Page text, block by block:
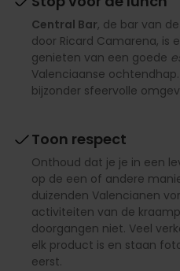
Central Bar, de bar van
door Ricard Camarena, is
genieten van een goede
Valenciaanse
bijzonder sfeervolle
Toon respect
Onthoud dat je je in een
op de een of andere
duizenden Valencianen
activiteiten van de
doorgangen niet. Veel
elk product is en staan
eerst.